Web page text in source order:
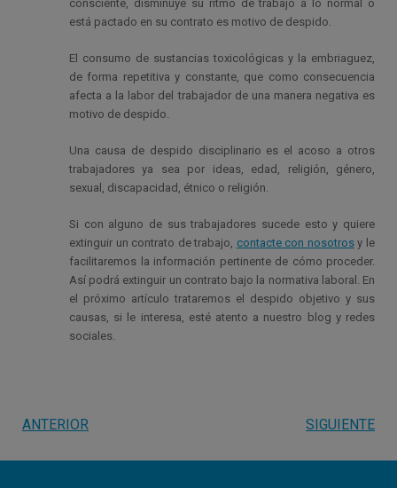
consciente, disminuye su ritmo de trabajo a lo normal o
está pactado en su contrato es motivo de despido.
El consumo de sustancias toxicológicas y la embriaguez,
de forma repetitiva y constante, que como consecuencia
afecta a la labor del trabajador de una manera negativa es
motivo de despido.
Una causa de despido disciplinario es el acoso a otros
trabajadores ya sea por ideas, edad, religión, género,
sexual, discapacidad, étnico o religión.
Si con alguno de sus trabajadores sucede esto y quiere
extinguir un contrato de trabajo, contacte con nosotrosy le
facilitaremos la información pertinente de cómo proceder.
Así podrá extinguir un contrato bajo la normativa laboral. En
el próximo artículo trataremos el despido objetivo y sus
causas, si le interesa, esté atento a nuestro blog y redes
sociales.
ANTERIOR SIGUIENTE